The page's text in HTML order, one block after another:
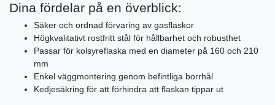
Dina fördelar på en överblick:
Säker och ordnad förvaring av gasflaskor
Högkvalitativt rostfritt stål för hållbarhet och robusthet
Passar för kolsyreflaska med en diameter på 160 och 210
mm
Enkel väggmontering genom befintliga borrhål
Kedjesäkring för att förhindra att flaskan tippar ut